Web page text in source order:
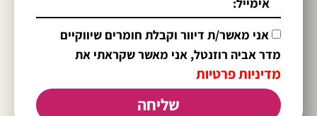
אני מאשר/ת דיוור וקבלת חומרים שיווקיים
מדר אביה רוזנטל, אני מאשר שקראתי את
מדיניות פרטיות
שליחה